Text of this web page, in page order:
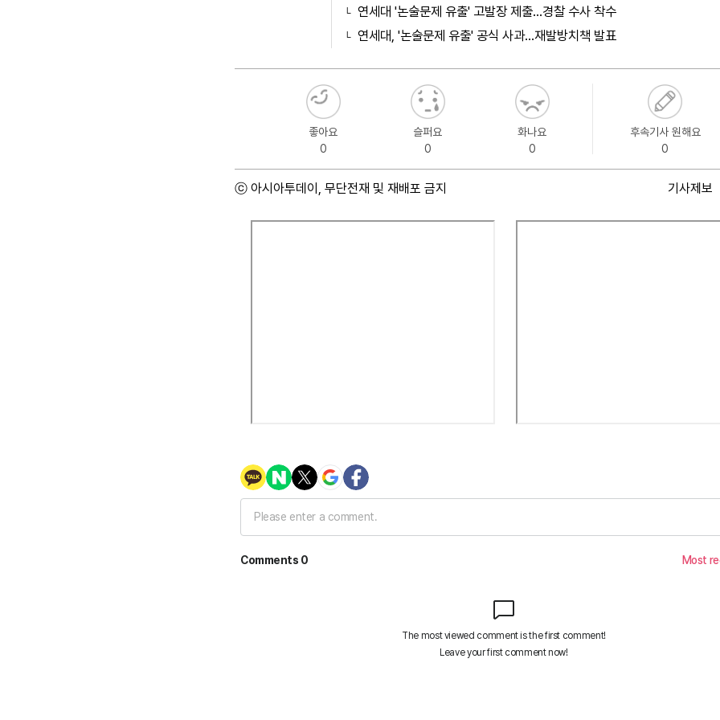
연세대 '논술문제 유출' 고발장 제출…경찰 수사 착수
연세대, '논술문제 유출' 공식 사과…재발방치책 발표
좋아요
0
슬퍼요
0
화나요
0
후속기사 원해요
0
ⓒ 아시아투데이, 무단전재 및 재배포 금지 기사제보